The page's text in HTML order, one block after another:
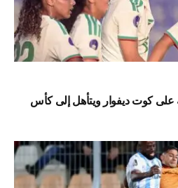
على كوت ديفوار ويتأهل إلى كأس